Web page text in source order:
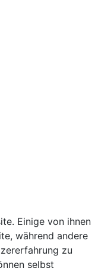
Einige von ihnen
während andere
zu
selbst